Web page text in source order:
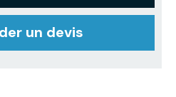
un devis